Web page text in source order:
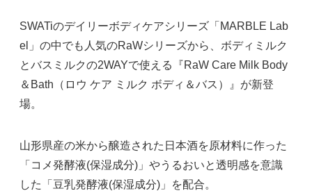
SWATiのデイリーボディケアシリーズ「MARBLE Lab
el」の中でも人気のRaWシリーズから、ボディミルク
とバスミルクの2WAYで使える『RaW Care Milk Body
＆Bath（ロウ ケア ミルク ボディ＆バス）』が新登
場。
山形県産の米から醸造された日本酒を原材料に作った
「コメ発酵液(保湿成分)」やうるおいと透明感を意識
した「豆乳発酵液(保湿成分)」を配合。